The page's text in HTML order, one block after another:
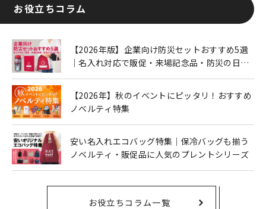
お役立ちコラム
【2026年版】企業向け防災セットおすすめ5選
｜名入れ対応で販促・来場記念品・防災の日に
【2026年】秋のイベントにピッタリ！おすすめ
ノベルティ特集
安い名入れエコバッグ特集｜保冷バッグも揃う
ノベルティ・販促品に人気のプレントシリーズ
お役立ちコラム一覧